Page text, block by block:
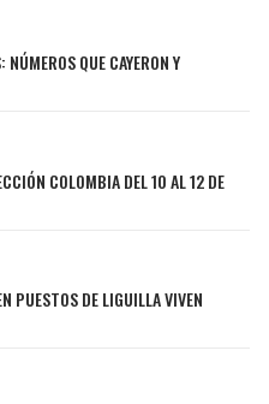
QUE CAYERON Y
COLOMBIA DEL 10 AL 12 DE
PUESTOS DE LIGUILLA VIVEN